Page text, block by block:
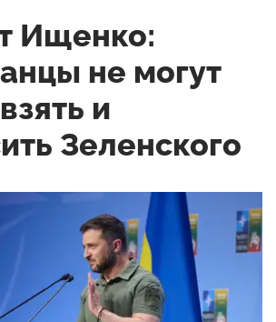
Ищенко:
не могут
и
Зеленского